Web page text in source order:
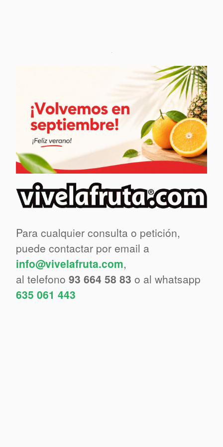
Para cualquier consulta o petición,
puede contactar por email a
info@vivelafruta.com,
al telefono 93 664 58 83 o al whatsapp
635 061 443